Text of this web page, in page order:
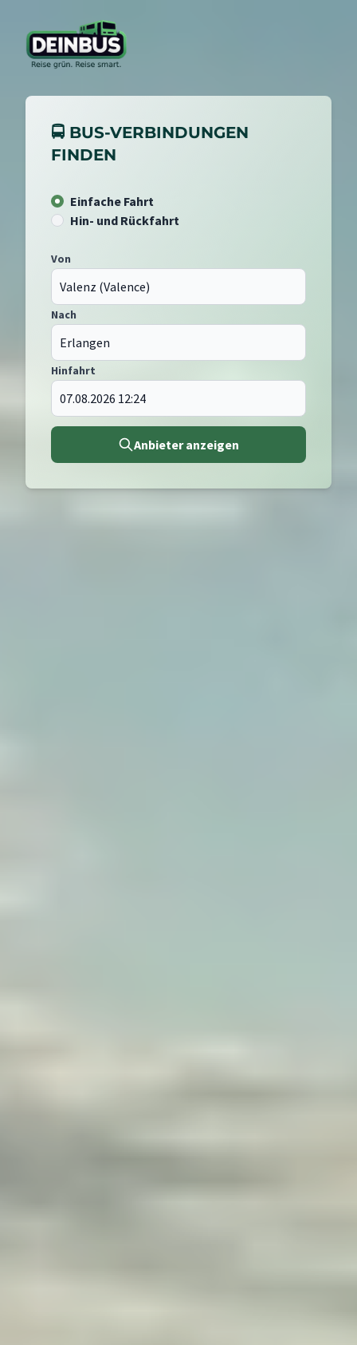
🚍 BUS-VERBINDUNGEN
FINDEN
Einfache Fahrt
Hin- und Rückfahrt
Von
Nach
Hinfahrt
Anbieter anzeigen